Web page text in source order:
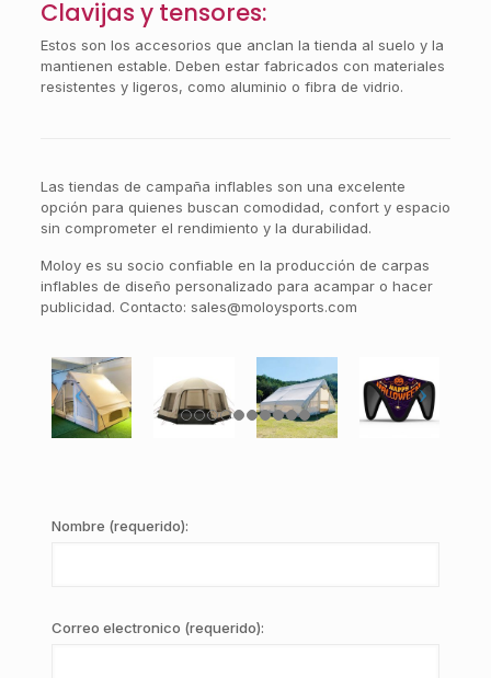
Clavijas y tensores:
Estos son los accesorios que anclan la tienda al suelo y la
mantienen estable. Deben estar fabricados con materiales
resistentes y ligeros, como aluminio o fibra de vidrio.
Las tiendas de campaña inflables son una excelente
opción para quienes buscan comodidad, confort y espacio
sin comprometer el rendimiento y la durabilidad.
Moloy es su socio confiable en la producción de carpas
inflables de diseño personalizado para acampar o hacer
publicidad. Contacto: sales@moloysports.com
Nombre (requerido):
Correo electronico (requerido):